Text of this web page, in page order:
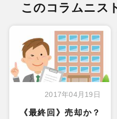
このコラムニス
2017年04月19日
《最終回》売却か？